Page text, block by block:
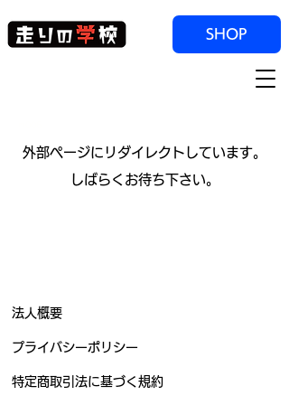
SHOP
​外部ページにリダイレクトしています。
しばらくお待ち下さい。
法人概要
プライバシーポリシー
特定商取引法に基づく規約